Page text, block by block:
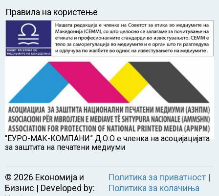
Правила на користење
“ЕУРО-МАК-КОМПАНИ” Д.О.О е членка на асоцијацијата
за заштита на печатени медиуми
© 2026 Економија и
Бизнис | Developed by:
Политика за приватност|
Политика за колачиња